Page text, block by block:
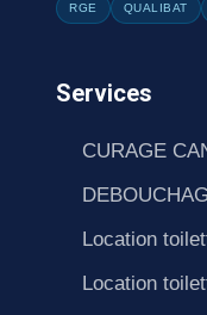
RGE QUALIBAT
Services
CURAGE
Location
Location